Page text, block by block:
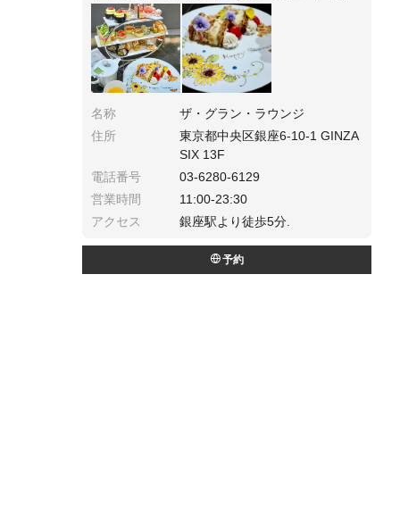
イスロイヤルミルクティーは絶品！ぜひ飲んで
いただきたいです！
名称
ザ・グラン・ラウンジ
住所
東京都中央区銀座6-10-1 GINZA
SIX 13F
電話番号
03-6280-6129
営業時間
11:00-23:30
アクセス
銀座駅より徒歩5分.
予約